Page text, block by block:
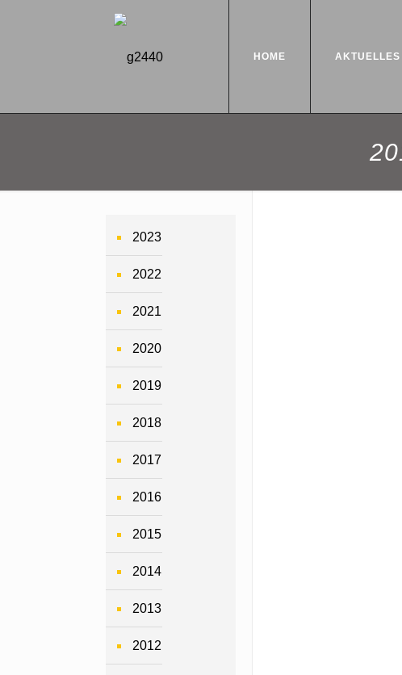
HOME AKTUELLES
2023
2022
2021
2020
2019
2018
2017
2016
2015
2014
2013
2012